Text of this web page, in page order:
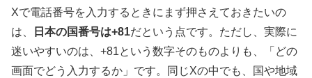
Xで電話番号を入力するときにまず押さえておきたいの
は、
日本の国番号は+81だという点です。ただし、実際に
迷いやすいのは、+81という数字そのものよりも、「どの
画面でどう入力するか」です。同じXの中でも、国や地域